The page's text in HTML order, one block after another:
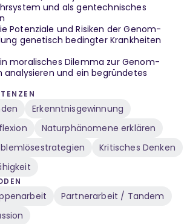
und als gentechnisches
Potenziale und Risiken der Genom-
genetisch bedingter Krankheiten
moralisches Dilemma zur Genom-
analysieren und ein begründetes
Erkenntnisgewinnung
Naturphänomene erklären
Kritisches Denken
Partnerarbeit / Tandem